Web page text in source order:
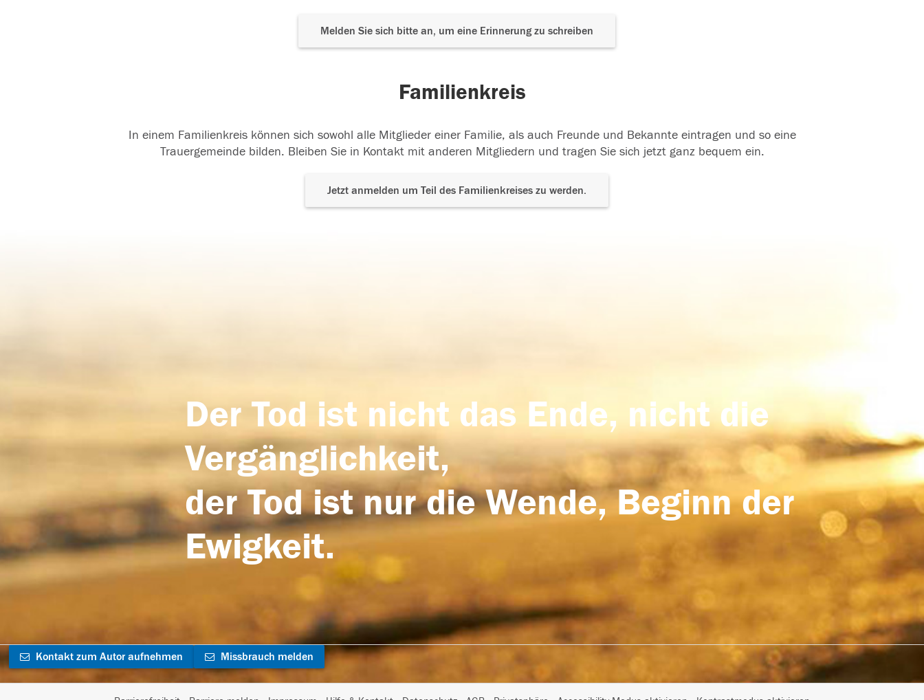
Melden Sie sich bitte an, um eine Erinnerung zu schreiben
Familienkreis
In einem Familienkreis können sich sowohl alle Mitglieder einer Familie, als auch Freunde und Bekannte eintragen und so eine
Trauergemeinde bilden. Bleiben Sie in Kontakt mit anderen Mitgliedern und tragen Sie sich jetzt ganz bequem ein.
Jetzt anmelden um Teil des Familienkreises zu werden.
Der Tod ist nicht das Ende, nicht die
Vergänglichkeit,
der Tod ist nur die Wende, Beginn der
Ewigkeit.
Kontakt zum Autor aufnehmen Missbrauch melden